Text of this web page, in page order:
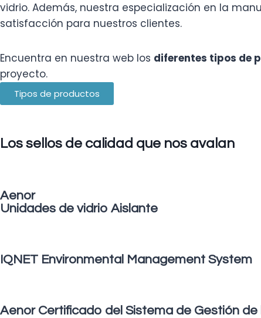
vidrio. Además, nuestra especialización en la
satisfacción para nuestros clientes.
Encuentra en nuestra web los diferentes tipos de
proyecto.
Tipos de productos
Los sellos de calidad que nos avalan
Aenor
Unidades de vidrio Aislante
IQNET Environmental Management System
Aenor Certificado del Sistema de Gestión de